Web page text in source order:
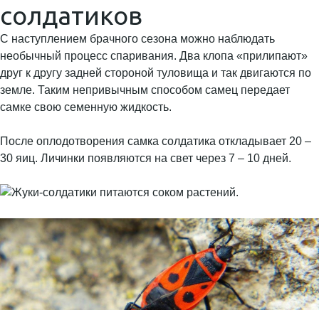
солдатиков
С наступлением брачного сезона можно наблюдать
необычный процесс спаривания. Два клопа «прилипают»
друг к другу задней стороной туловища и так двигаются по
земле. Таким непривычным способом самец передает
самке свою семенную жидкость.
После оплодотворения самка солдатика откладывает 20 –
30 яиц. Личинки появляются на свет через 7 – 10 дней.